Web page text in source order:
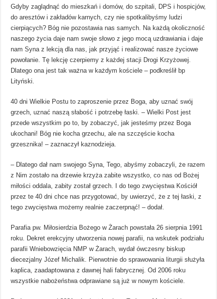
Gdyby zaglądnąć do mieszkań i domów, do szpitali, DPS i hospicjów,
do aresztów i zakładów karnych, czy nie spotkalibyśmy ludzi
cierpiących? Bóg nie pozostawia nas samych. Na każdą okoliczność
naszego życia daje nam swoje słowo z jego mocą uzdrawiania i daje
nam Syna z lekcją dla nas, jak przyjąć i realizować nasze życiowe
powołanie. Tę lekcję czerpiemy z każdej stacji Drogi Krzyżowej.
Dlatego ona jest tak ważna w każdym kościele – podkreślił bp
Lityński.
40 dni Wielkie Postu to zaproszenie przez Boga, aby uznać swój
grzech, uznać naszą słabość i potrzebę łaski. – Wielki Post jest
przede wszystkim po to, by zobaczyć, jak jesteśmy przez Boga
ukochani! Bóg nie kocha grzechu, ale na szczęście kocha
grzesznika! – zaznaczył kaznodzieja.
– Dlatego dał nam swojego Syna, Tego, abyśmy zobaczyli, że razem
z Nim zostało na drzewie krzyża zabite wszystko, co nas od Bożej
miłości oddala, zabity został grzech. I do tego zwycięstwa Kościół
przez te 40 dni chce nas przygotować, by uwierzyć, że z tej łaski, z
tego zwycięstwa możemy realnie zaczerpnąć! – dodał.
Parafia pw. Miłosierdzia Bożego w Żarach powstała 26 sierpnia 1991
roku. Dekret erekcyjny utworzenia nowej parafii, na wskutek podziału
parafii Wniebowzięcia NMP w Żarach, wydał ówczesny biskup
diecezjalny Józef Michalik. Pierwotnie do sprawowania liturgii służyła
kaplica, zaadaptowana z dawnej hali fabrycznej. Od 2006 roku
wszystkie nabożeństwa odprawiane są już w nowym kościele.